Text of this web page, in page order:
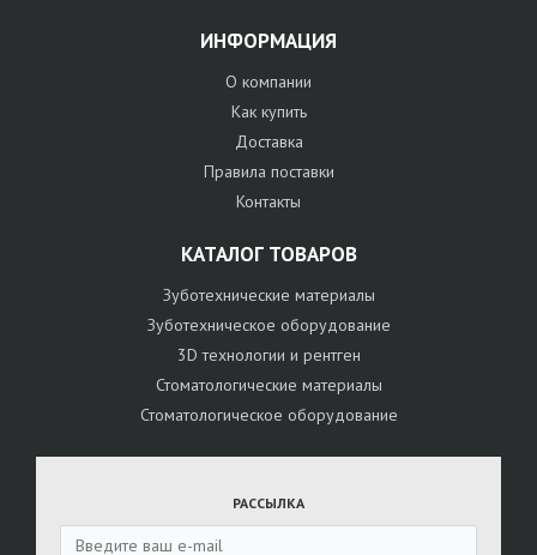
ИНФОРМАЦИЯ
О компании
Как купить
Доставка
Правила поставки
Контакты
КАТАЛОГ ТОВАРОВ
Зуботехнические материалы
Зуботехническое оборудование
3D технологии и рентген
Стоматологические материалы
Стоматологическое оборудование
РАССЫЛКА